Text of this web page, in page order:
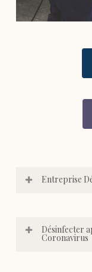
Entreprise
Désinfecter
Coronavirus